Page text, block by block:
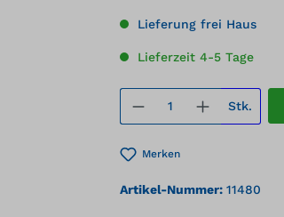
Lieferung frei Haus
Lieferzeit 4-5 Tage
Produkt Stk.
Merken
Artikel-Nummer: 11480